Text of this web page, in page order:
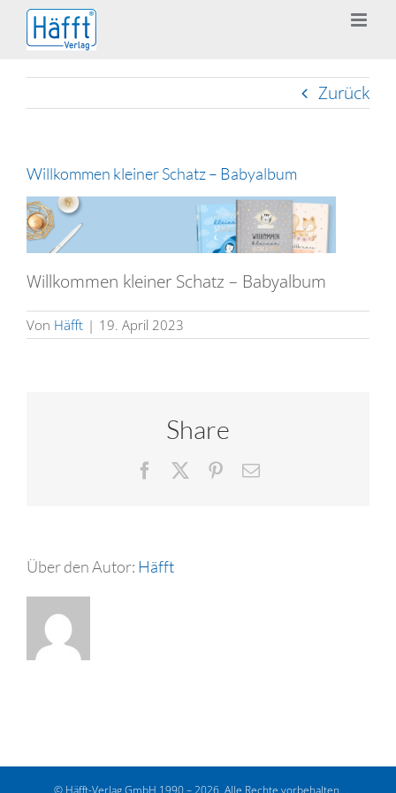
Zum
Inhalt
springen
Zurück
Willkommen kleiner Schatz – Babyalbum
Willkommen kleiner Schatz – Babyalbum
Von Häfft | 19. April 2023
Share
Facebook Pinterest
E-
Über den Autor: Häfft
© Häfft-Verlag GmbH 1990 – 2026. Alle Rechte vorbehalten.